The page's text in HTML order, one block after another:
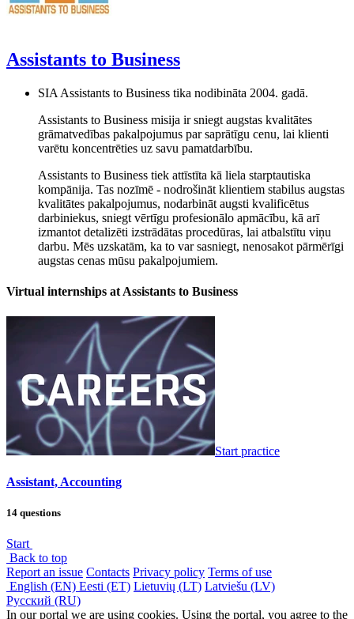
Assistants to Business
SIA Assistants to Business tika nodibināta 2004. gadā.
Assistants to Business misija ir sniegt augstas kvalitātes
grāmatvedības pakalpojumus par saprātīgu cenu, lai klienti
varētu koncentrēties uz savu pamatdarbību.
Assistants to Business tiek attīstīta kā liela starptautiska
kompānija. Tas nozīmē - nodrošināt klientiem stabilus augstas
kvalitātes pakalpojumus, nodarbināt augsti kvalificētus
darbiniekus, sniegt vērtīgu profesionālo apmācību, kā arī
izmantot detalizēti izstrādātas procedūras, lai atbalstītu viņu
darbu. Mēs uzskatām, ka to var sasniegt, nenosakot pārmērīgi
augstas cenas mūsu pakalpojumiem.
Virtual internships at Assistants to Business
Start practice
Assistant, Accounting
14 questions
Start
Back to top
Report an issue Contacts Privacy policy Terms of use
English (EN) Eesti (ET) Lietuvių (LT) Latviešu (LV)
Русский (RU)
In our portal we are using cookies. Using the portal, you agree to the